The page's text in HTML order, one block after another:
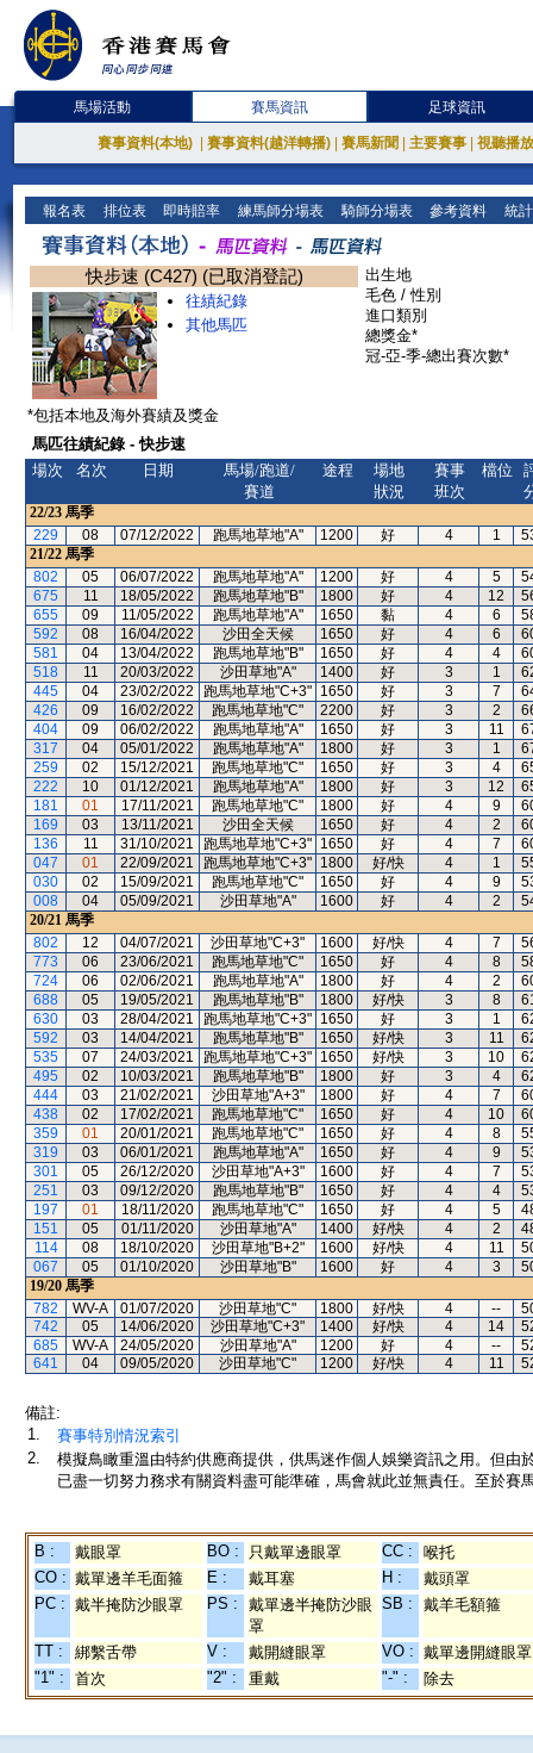
馬場活動 賽馬資訊 足球資訊
賽事資料(本地) 賽事資料(越洋轉播) 賽馬新聞 主要賽事 視聽播
報名表 排位表 即時賠率 練馬師分場表 騎師分場表 參考資料 統
快步速 (C427) (已取消登記)
往績紀錄
其他馬匹
出生地
毛色 / 性別
進口類別
總獎金*
冠-亞-季-總出賽次數*
*包括本地及海外賽績及獎金
馬匹往績紀錄 - 快步速
場次
名次 日期
馬場/跑道/
賽道
途程
場地
狀況
賽事
班次
檔位
22/23 馬季
229
08 07/12/2022 跑馬地草地"A" 1200 好 4 1
21/22 馬季
802
05 06/07/2022 跑馬地草地"A" 1200 好 4 5
675
11 18/05/2022 跑馬地草地"B" 1800 好 4 12
655
09 11/05/2022 跑馬地草地"A" 1650 黏 4 6
592
08 16/04/2022 沙田全天候 1650 好 4 6
581
04 13/04/2022 跑馬地草地"B" 1650 好 4 4
518
11 20/03/2022 沙田草地"A" 1400 好 3 1
445
04 23/02/2022 跑馬地草地"C+3" 1650 好 3 7
426
09 16/02/2022 跑馬地草地"C" 2200 好 3 2
404
09 06/02/2022 跑馬地草地"A" 1650 好 3 11
317
04 05/01/2022 跑馬地草地"A" 1800 好 3 1
259
02 15/12/2021 跑馬地草地"C" 1650 好 3 4
222
10 01/12/2021 跑馬地草地"A" 1800 好 3 12
181
01 17/11/2021 跑馬地草地"C" 1800 好 4 9
169
03 13/11/2021 沙田全天候 1650 好 4 2
136
11 31/10/2021 跑馬地草地"C+3" 1650 好 4 7
047
01 22/09/2021 跑馬地草地"C+3" 1800 好/快 4 1
030
02 15/09/2021 跑馬地草地"C" 1650 好 4 9
008
04 05/09/2021 沙田草地"A" 1600 好 4 2
20/21 馬季
802
12 04/07/2021 沙田草地"C+3" 1600 好/快 4 7
773
06 23/06/2021 跑馬地草地"C" 1650 好 4 8
724
06 02/06/2021 跑馬地草地"A" 1800 好 4 2
688
05 19/05/2021 跑馬地草地"B" 1800 好/快 3 8
630
03 28/04/2021 跑馬地草地"C+3" 1650 好 3 1
592
03 14/04/2021 跑馬地草地"B" 1650 好/快 3 11
535
07 24/03/2021 跑馬地草地"C+3" 1650 好/快 3 10
495
02 10/03/2021 跑馬地草地"B" 1800 好 3 4
444
03 21/02/2021 沙田草地"A+3" 1800 好 4 7
438
02 17/02/2021 跑馬地草地"C" 1650 好 4 10
359
01 20/01/2021 跑馬地草地"C" 1650 好 4 8
319
03 06/01/2021 跑馬地草地"A" 1650 好 4 9
301
05 26/12/2020 沙田草地"A+3" 1600 好 4 7
251
03 09/12/2020 跑馬地草地"B" 1650 好 4 4
197
01 18/11/2020 跑馬地草地"C" 1650 好 4 5
151
05 01/11/2020 沙田草地"A" 1400 好/快 4 2
114
08 18/10/2020 沙田草地"B+2" 1600 好/快 4 11
067
05 01/10/2020 沙田草地"B" 1600 好 4 3
19/20 馬季
782
WV-A 01/07/2020 沙田草地"C" 1800 好/快 4 --
742
05 14/06/2020 沙田草地"C+3" 1400 好/快 4 14
685
WV-A 24/05/2020 沙田草地"A" 1200 好 4 --
641
04 09/05/2020 沙田草地"C" 1200 好/快 4 11
備註:
1.
賽事特別情況索引
2.
模擬鳥瞰重溫由特約供應商提供，供馬迷作個人娛樂資訊之用。但
已盡一切努力務求有關資料盡可能準確，馬會就此並無責任。至於賽
B : 戴眼罩 BO : 只戴單邊眼罩 CC :
喉托
CO : 戴單邊羊毛面箍 E : 戴耳塞 H :
戴頭罩
PC : 戴半掩防沙眼罩 PS :
戴單邊半掩防沙眼
罩
SB : 戴羊毛額箍
TT : 綁繫舌帶 V : 戴開縫眼罩 VO : 戴單邊開縫眼罩
"1" :
首次 "2" : 重戴 "-" : 除去